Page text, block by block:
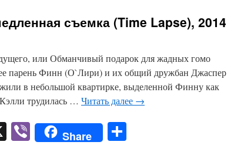
съемка (Time Lapse), 2014
или Обманчивый подарок для жадных гомо
парень Финн (О`Лири) и их общий дружбан Джаспер
в небольшой квартирке, выделенной Финну как
трудилась … Читать далее →
X ViberShare